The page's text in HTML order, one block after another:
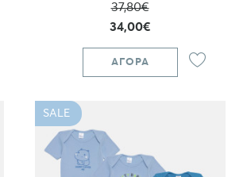
37,80€
34,00€
ΑΓΟΡΆ
SALE